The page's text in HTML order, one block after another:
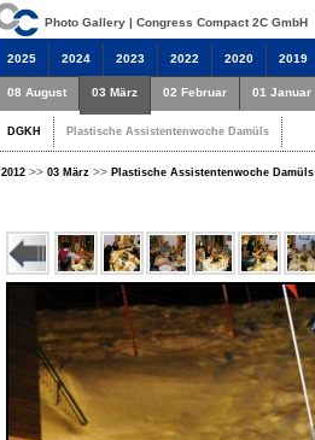
Photo Gallery | Congress Compact 2C GmbH
2025 2024 2023 2022 2020 2019
08 August 03 März 02 Februar 01 Januar
DGKH Plastische Assistentenwoche Damüls
2012 >> 03 März >> Plastische Assistentenwoche Damüls